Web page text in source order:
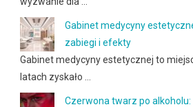
Gabinet medycyny
zabiegi i efekty
Gabinet medycyny estetycznej to
latach zyskało …
Czerwona twarz po